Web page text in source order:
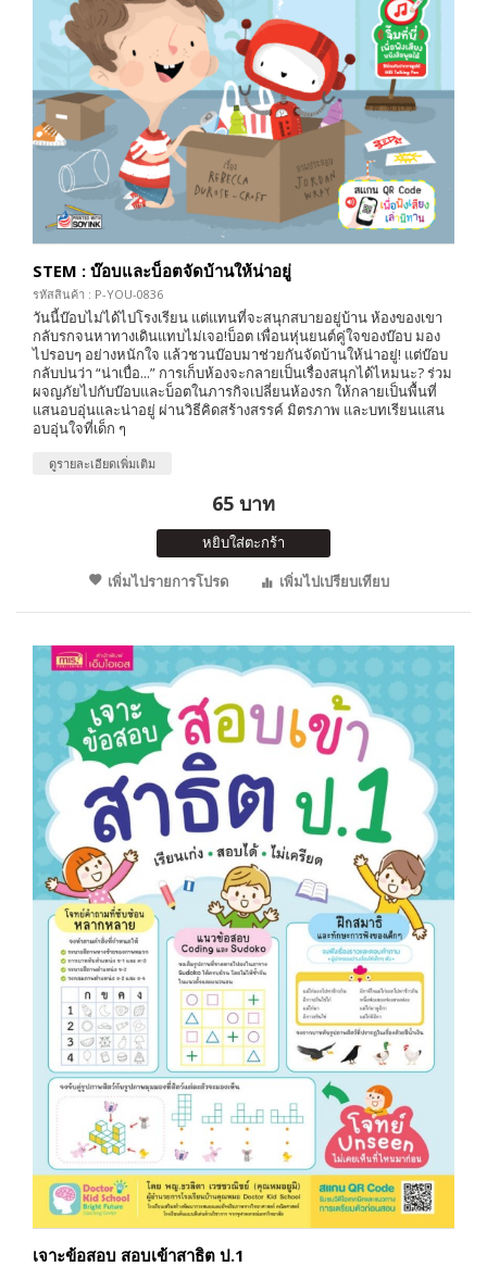
STEM : บ๊อบและบ็อตจัดบ้านให้น่าอยู่
รหัสสินค้า : P-YOU-0836
วันนี้บ๊อบไม่ได้ไปโรงเรียน แต่แทนที่จะสนุกสบายอยู่บ้าน ห้องของเขา
กลับรกจนหาทางเดินแทบไม่เจอ!บ็อต เพื่อนหุ่นยนต์คู่ใจของบ๊อบ มอง
ไปรอบๆ อย่างหนักใจ แล้วชวนบ๊อบมาช่วยกันจัดบ้านให้น่าอยู่! แต่บ๊อบ
กลับบ่นว่า “น่าเบื่อ...” การเก็บห้องจะกลายเป็นเรื่องสนุกได้ไหมนะ? ร่วม
ผจญภัยไปกับบ๊อบและบ็อตในภารกิจเปลี่ยนห้องรก ให้กลายเป็นพื้นที่
แสนอบอุ่นและน่าอยู่ ผ่านวิธีคิดสร้างสรรค์ มิตรภาพ และบทเรียนแสน
อบอุ่นใจที่เด็ก ๆ
ดูรายละเอียดเพิ่มเติม
65 บาท
หยิบใส่ตะกร้า
เพิ่มไปรายการโปรด
เพิ่มไปเปรียบเทียบ
เจาะข้อสอบ สอบเข้าสาธิต ป.1